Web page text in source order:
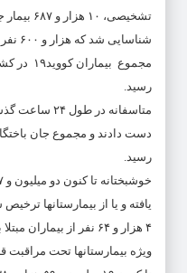
شناسایی شد که هزار و ۶۰۰ نفر از آنها بستری شدند.
رسید.
رسید.
یافته و یا از بیمارستانها
ویژه بیمارستانها تحت مراقبت